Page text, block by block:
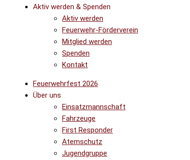
Aktiv werden & Spenden
Aktiv werden
Feuerwehr-Förderverein
Mitglied werden
Spenden
Kontakt
Feuerwehrfest 2026
Über uns
Einsatzmannschaft
Fahrzeuge
First Responder
Atemschutz
Jugendgruppe